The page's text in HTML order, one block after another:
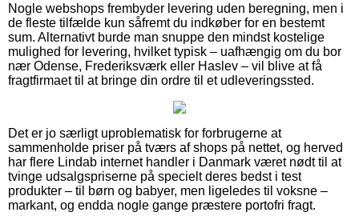
Nogle webshops frembyder levering uden beregning, men i
de fleste tilfælde kun såfremt du indkøber for en bestemt
sum. Alternativt burde man snuppe den mindst kostelige
mulighed for levering, hvilket typisk – uafhængig om du bor
nær Odense, Frederiksværk eller Haslev – vil blive at få
fragtfirmaet til at bringe din ordre til et udleveringssted.
Det er jo særligt uproblematisk for forbrugerne at
sammenholde priser på tværs af shops på nettet, og herved
har flere Lindab internet handler i Danmark været nødt til at
tvinge udsalgspriserne på specielt deres bedst i test
produkter – til børn og babyer, men ligeledes til voksne –
markant, og endda nogle gange præstere portofri fragt.